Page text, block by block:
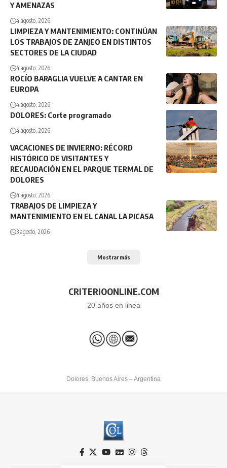
Y AMENAZAS
4 agosto, 2026
LIMPIEZA Y MANTENIMIENTO: CONTINÚAN
LOS TRABAJOS DE ZANJEO EN DISTINTOS
SECTORES DE LA CIUDAD
4 agosto, 2026
ROCÍO BARAGLIA VUELVE A CANTAR EN
EUROPA
4 agosto, 2026
DOLORES: Corte programado
4 agosto, 2026
VACACIONES DE INVIERNO: RÉCORD
HISTÓRICO DE VISITANTES Y
RECAUDACIÓN EN EL PARQUE TERMAL DE
DOLORES
4 agosto, 2026
TRABAJOS DE LIMPIEZA Y
MANTENIMIENTO EN EL CANAL LA PICASA
3 agosto, 2026
Mostrar más
CRITERIOONLINE.COM
20 años en linea
Dolores, Buenos Aires – Argentina